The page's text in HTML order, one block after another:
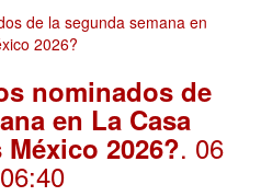
nominados de
en La Casa
2026?. 06